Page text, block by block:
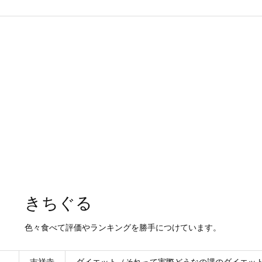
きちぐる
色々食べて評価やランキングを勝手につけています。